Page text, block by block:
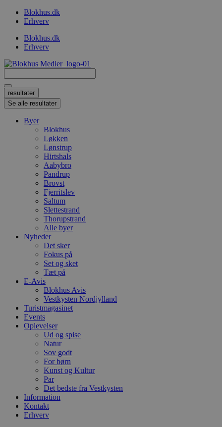
VidereBlokhus.dk
Erhverv
Blokhus.dk
Erhverv
...
resultater
Se alle resultater
Byer
Blokhus
Løkken
Lønstrup
Hirtshals
Aabybro
Pandrup
Brovst
Fjerritslev
Saltum
Slettestrand
Thorupstrand
Alle byer
Nyheder
Det sker
Fokus på
Set og sket
Tæt på
E-Avis
Blokhus Avis
Vestkysten Nordjylland
Turistmagasinet
Events
Oplevelser
Ud og spise
Natur
Sov godt
For børn
Kunst og Kultur
Par
Det bedste fra Vestkysten
Information
Kontakt
Erhverv